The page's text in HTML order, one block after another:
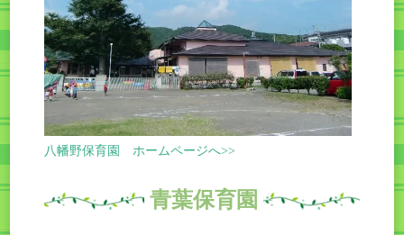
八幡野保育園 ホームページへ>>
青葉保育園